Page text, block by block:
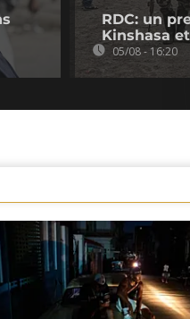
RDC: un
Kinshasa
05/08 - 16:20